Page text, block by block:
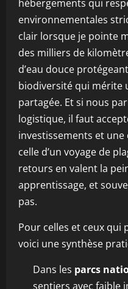
hébergements qui
environnementales
clair lorsque je pointe
des milliers de
d’eau douce
biodiversité qui mérite
partagée. Et si nous
logistique, il faut
investissements et
celle d’un voyage de
retours en valent la
apprentissage, et
pas.
Pour celles et ceux qui
voici une synthèse
Dans les parcs
sentiers avec faible